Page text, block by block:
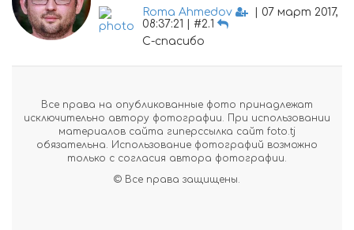
Roma Ahmedov
| 07 март 2017,
08:37:21 | #2.1
С-спасибо
Все права на опубликованные фото принадлежат
исключительно автору фотографии. При использовании
материалов сайта гиперссылка сайт foto.tj
обязательна. Использование фотографий возможно
только с согласия автора фотографии.
© Все права защищены.